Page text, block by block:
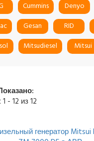
Cummins Denyo
Gesan RID
Mitsudiesel Mitsui
1 - 12 из 12